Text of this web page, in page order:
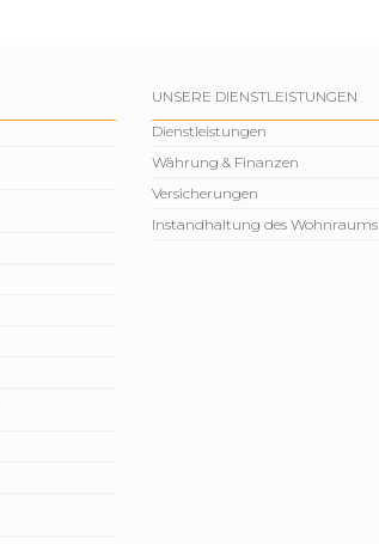
UNSERE DIENSTLEISTUNGEN
Dienstleistungen
Währung & Finanzen
Versicherungen
Instandhaltung des Wohnraums